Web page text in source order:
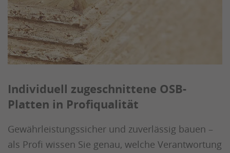
Individuell zugeschnittene OSB-
Platten in Profiqualität
Gewährleistungssicher und zuverlässig bauen –
als Profi wissen Sie genau, welche Verantwortung